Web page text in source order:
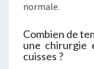
normale.
Combien de
une chirurgie
cuisses ?